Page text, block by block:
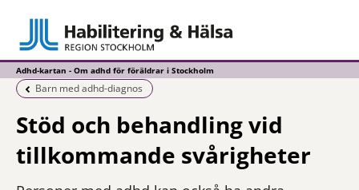
Adhd-kartan - Om adhd för föräldrar i Stockholm
Föregående sida:
Barn med adhd-diagnos
Stöd och behandling vid
tillkommande svårigheter